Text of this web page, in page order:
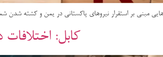
مبنی بر استقرار نیروهای پاکستانی در یمن و کشته شدن
کابل: